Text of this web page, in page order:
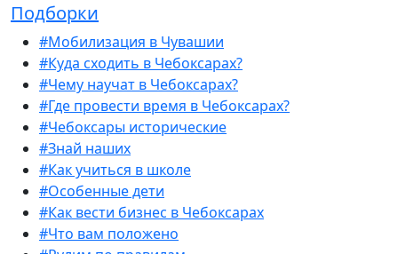
Подборки
#Мобилизация в Чувашии
#Куда сходить в Чебоксарах?
#Чему научат в Чебоксарах?
#Где провести время в Чебоксарах?
#Чебоксары исторические
#Знай наших
#Как учиться в школе
#Особенные дети
#Как вести бизнес в Чебоксарах
#Что вам положено